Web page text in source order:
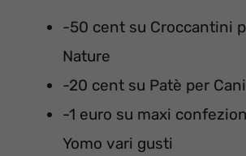
-50 cent su Croccantini
Nature
-20 cent su Patè per
-1 euro su maxi
Yomo vari gusti